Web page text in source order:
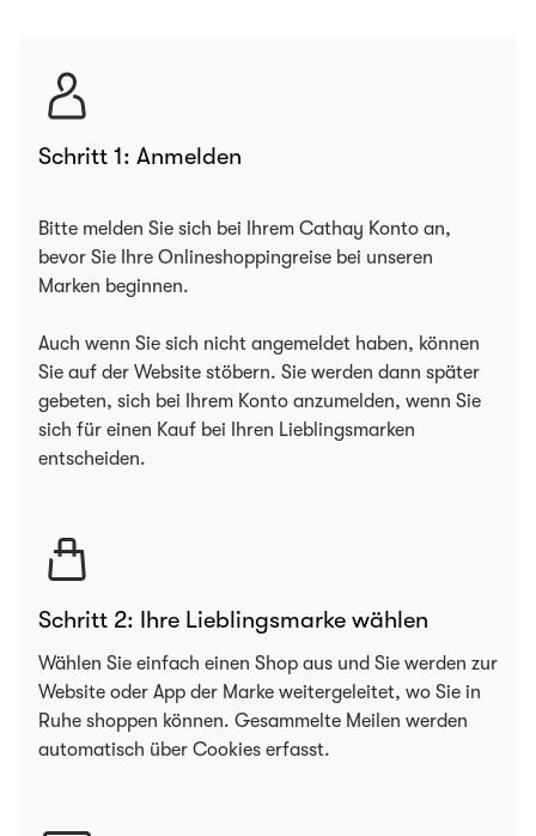
Schritt 1: Anmelden
Bitte melden Sie sich bei Ihrem Cathay Konto an,
bevor Sie Ihre Onlineshoppingreise bei unseren
Marken beginnen.
Auch wenn Sie sich nicht angemeldet haben, können
Sie auf der Website stöbern. Sie werden dann später
gebeten, sich bei Ihrem Konto anzumelden, wenn Sie
sich für einen Kauf bei Ihren Lieblingsmarken
entscheiden.
Schritt 2: Ihre Lieblingsmarke wählen
Wählen Sie einfach einen Shop aus und Sie werden zur
Website oder App der Marke weitergeleitet, wo Sie in
Ruhe shoppen können. Gesammelte Meilen werden
automatisch über Cookies erfasst.